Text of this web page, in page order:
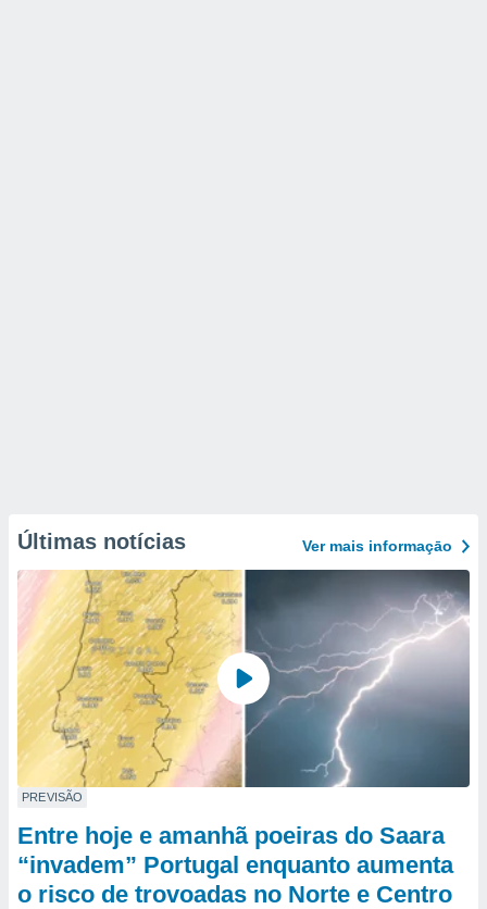
Últimas notícias Ver mais informaçāo
PREVISÃO
Entre hoje e amanhã poeiras do Saara
“invadem” Portugal enquanto aumenta
o risco de trovoadas no Norte e Centro